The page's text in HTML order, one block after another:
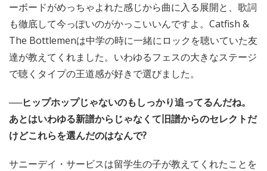
ーボードがめっちゃよれた感じから曲に入る展開と、歌詞
も徹底して今っぽいのがかっこいいんですよ。Catfish &
The Bottlemenは中学の時に一緒にロックを聴いていた友
達が教えてくれました。いわゆるフェスの大きなステージ
で聴くタイプの王道感が好きで選びました。
──ヒップホップじゃないのもしっかり追ってるんだね。
あとはいわゆる新譜からじゃなくて旧譜からのセレクトだ
けどこれらを選んだのはなんで?
サニーデイ・サービスは留学生の子が教えてくれたことを